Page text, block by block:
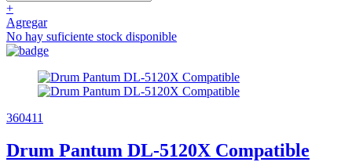
+
Agregar
No hay suficiente stock disponible
360411
Drum Pantum DL-5120X Compatible